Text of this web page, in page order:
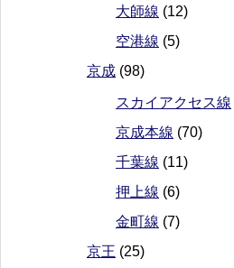
大師線 (12)
空港線 (5)
京成 (98)
スカイアクセス線
京成本線 (70)
千葉線 (11)
押上線 (6)
金町線 (7)
京王 (25)